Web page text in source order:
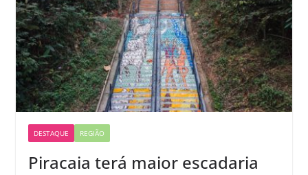
DESTAQUE REGIÃO
Piracaia terá maior escadaria